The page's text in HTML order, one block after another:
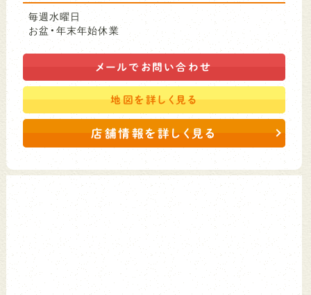
毎週水曜日
お盆・年末年始休業
メールで お問い合わせ
地図を詳しく見る
店舗情報を詳しく見る